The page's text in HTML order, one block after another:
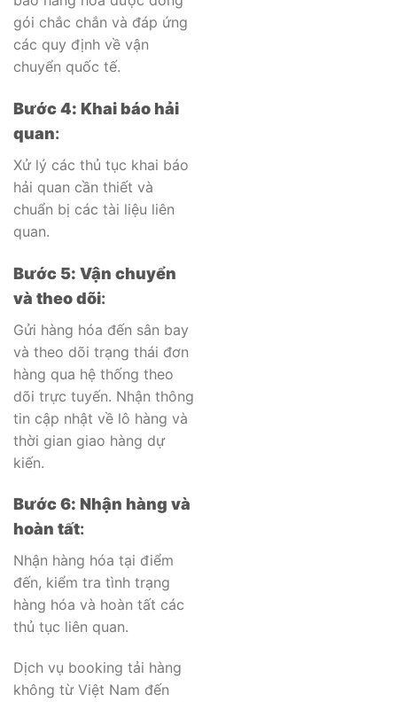
gói chắc chắn và đáp ứng
các quy định về vận
chuyển quốc tế.
Bước 4: Khai báo hải
quan:
Xử lý các thủ tục khai báo
hải quan cần thiết và
chuẩn bị các tài liệu liên
quan.
Bước 5: Vận chuyển
và theo dõi:
Gửi hàng hóa đến sân bay
và theo dõi trạng thái đơn
hàng qua hệ thống theo
dõi trực tuyến. Nhận thông
tin cập nhật về lô hàng và
thời gian giao hàng dự
kiến.
Bước 6: Nhận hàng và
hoàn tất:
Nhận hàng hóa tại điểm
đến, kiểm tra tình trạng
hàng hóa và hoàn tất các
thủ tục liên quan.
Dịch vụ booking tải hàng
không từ Việt Nam đến